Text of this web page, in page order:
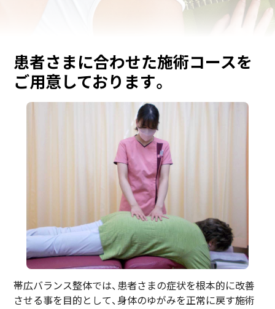
患者さまに合わせた施術コースを
ご用意しております。
帯広バランス整体では、患者さまの症状を根本的に改善
させる事を目的として、身体のゆがみを正常に戻す施術